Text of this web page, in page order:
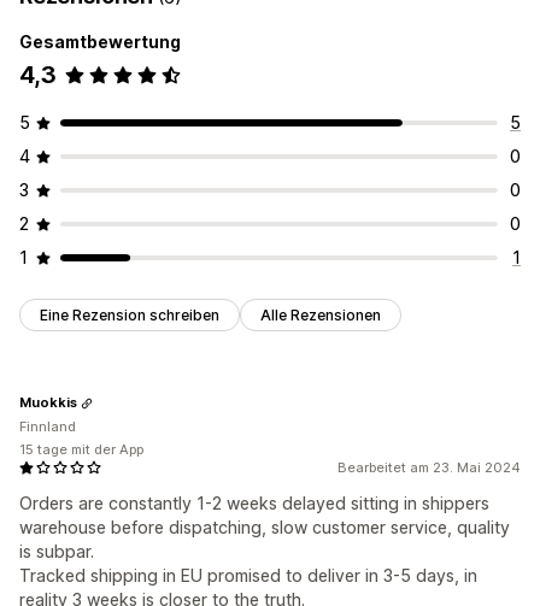
Gesamtbewertung
4,3
5
5
4
0
3
0
2
0
1
1
Eine Rezension schreiben Alle Rezensionen
Bearbeitet am 23. Mai 2024
Orders are constantly 1-2 weeks delayed sitting in shippers
warehouse before dispatching, slow customer service, quality
is subpar.
Tracked shipping in EU promised to deliver in 3-5 days, in
reality 3 weeks is closer to the truth.
Muokkis
Finnland
15 tage mit der App